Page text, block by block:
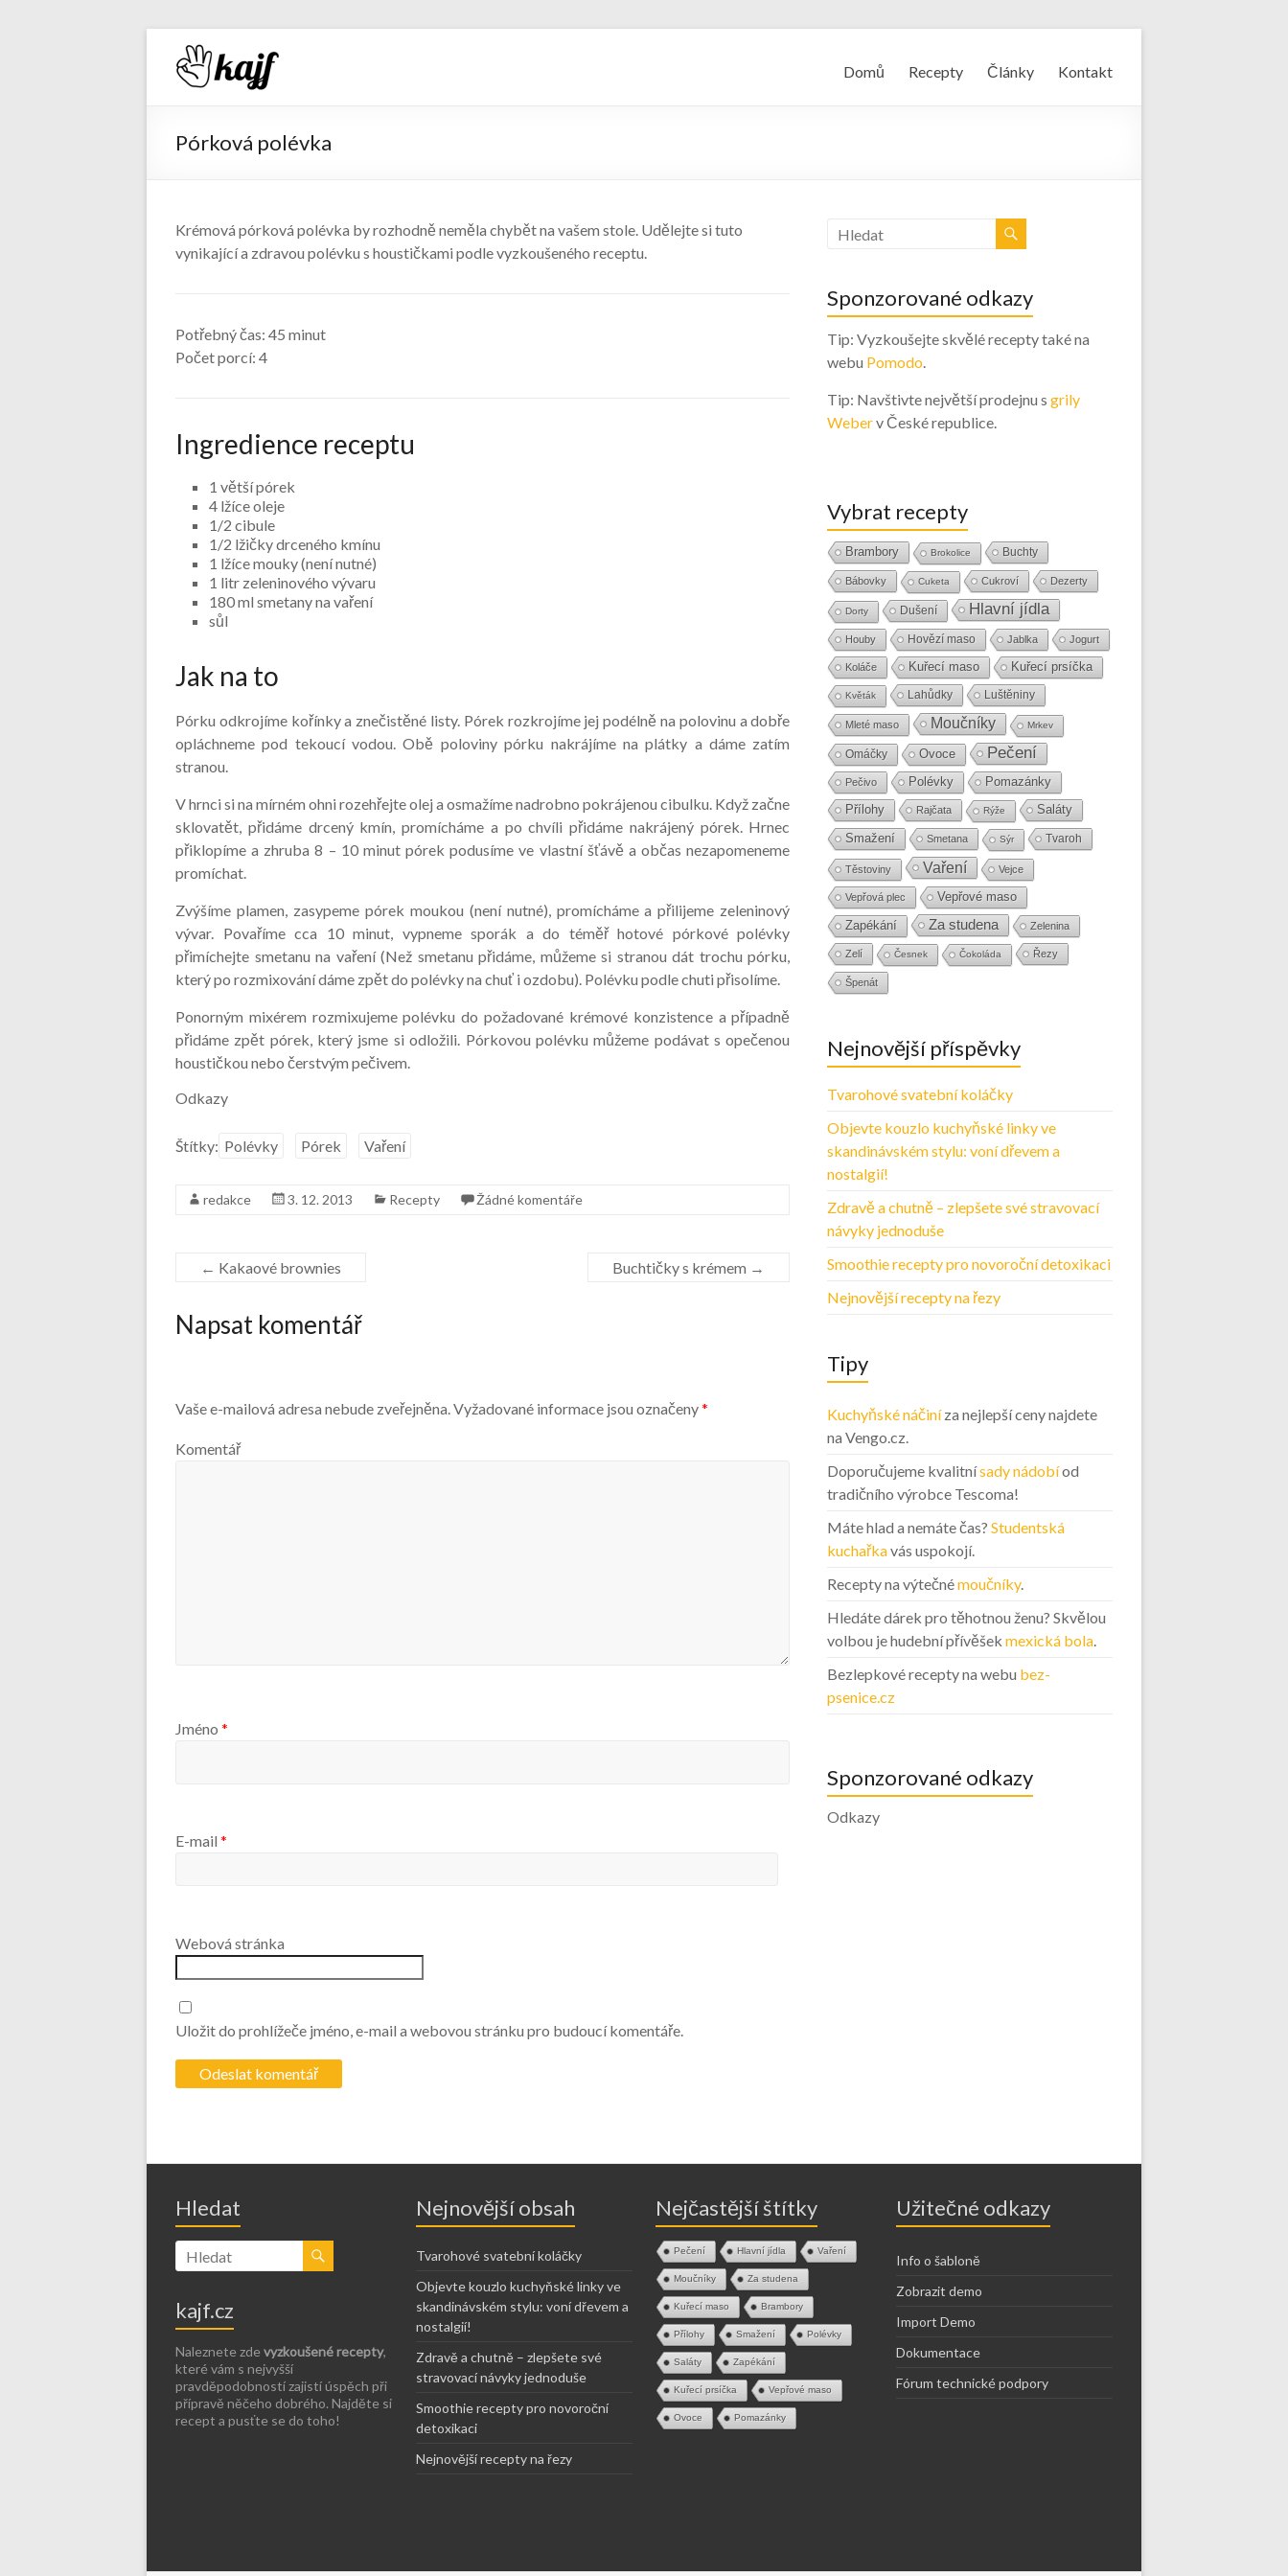
Domů Recepty Články Kontakt
Pórková polévka
Krémová pórková polévka by rozhodně neměla chybět na vašem stole. Udělejte si tuto
vynikající a zdravou polévku s houstičkami podle vyzkoušeného receptu.
Potřebný čas: 45 minut
Počet porcí: 4
Ingredience receptu
1 větší pórek
4 lžíce oleje
1/2 cibule
1/2 lžičky drceného kmínu
1 lžíce mouky (není nutné)
1 litr zeleninového vývaru
180 ml smetany na vaření
sůl
Jak na to
Pórku odkrojíme kořínky a znečistěné listy. Pórek rozkrojíme jej podélně na polovinu a dobře
opláchneme pod tekoucí vodou. Obě poloviny pórku nakrájíme na plátky a dáme zatím
stranou.
V hrnci si na mírném ohni rozehřejte olej a osmažíme nadrobno pokrájenou cibulku. Když začne
sklovatět, přidáme drcený kmín, promícháme a po chvíli přidáme nakrájený pórek. Hrnec
přiklopíme a zhruba 8 – 10 minut pórek podusíme ve vlastní šťávě a občas nezapomeneme
promíchat.
Zvýšíme plamen, zasypeme pórek moukou (není nutné), promícháme a přilijeme zeleninový
vývar. Povaříme cca 10 minut, vypneme sporák a do téměř hotové pórkové polévky
přimíchejte smetanu na vaření (Než smetanu přidáme, můžeme si stranou dát trochu pórku,
který po rozmixování dáme zpět do polévky na chuť i ozdobu). Polévku podle chuti přisolíme.
Ponorným mixérem rozmixujeme polévku do požadované krémové konzistence a případně
přidáme zpět pórek, který jsme si odložili. Pórkovou polévku můžeme podávat s opečenou
houstičkou nebo čerstvým pečivem.
Odkazy
Štítky: Polévky Pórek Vaření
redakce 3. 12. 2013 Recepty Žádné komentáře
← Kakaové brownies Buchtičky s krémem →
Napsat komentář
Vaše e-mailová adresa nebude zveřejněna.Vyžadované informace jsou označeny*
Komentář
Jméno *
E-mail *
Webová stránka
Uložit do prohlížeče jméno, e-mail a webovou stránku pro budoucí komentáře.
Sponzorované odkazy
Tip: Vyzkoušejte skvělé recepty také na
webu Pomodo.
Tip: Navštivte největší prodejnu s grily
Weberv České republice.
Vybrat recepty
Brambory Brokolice Buchty
Bábovky Cuketa Cukroví Dezerty
Dorty Dušení Hlavní jídla
Houby Hovězí maso Jablka Jogurt
Koláče Kuřecí maso Kuřecí prsíčka
Květák Lahůdky Luštěniny
Mleté maso Moučníky Mrkev
Omáčky Ovoce Pečení
Pečivo Polévky Pomazánky
Přílohy Rajčata Rýže
Saláty
Smažení
Smetana Sýr Tvaroh
Těstoviny Vaření Vejce
Vepřová plec
Vepřové maso
Zapékání
Za studena Zelenina
Zelí Česnek Čokoláda Řezy
Špenát
Nejnovější příspěvky
Tvarohové svatební koláčky
Objevte kouzlo kuchyňské linky ve
skandinávském stylu: voní dřevem a
nostalgií!
Zdravě a chutně – zlepšete své stravovací
návyky jednoduše
Smoothie recepty pro novoroční detoxikaci
Nejnovější recepty na řezy
Tipy
Kuchyňské náčiníza nejlepší ceny najdete
na Vengo.cz.
Doporučujeme kvalitnísady nádobíod
tradičního výrobce Tescoma!
Máte hlad a nemáte čas? Studentská
kuchařkavás uspokojí.
Recepty na výtečnémoučníky.
Hledáte dárek pro těhotnou ženu? Skvělou
volbou je hudební přívěšek mexická bola.
Bezlepkové recepty na webu bez-
psenice.cz
Sponzorované odkazy
Odkazy
Hledat
kajf.cz
Naleznete zde vyzkoušené recepty,
které vám s nejvyšší
pravděpodobností zajistí úspěch při
přípravě něčeho dobrého. Najděte si
recept a pusťte se do toho!
Nejnovější obsah
Tvarohové svatební koláčky
Objevte kouzlo kuchyňské linky ve
skandinávském stylu: voní dřevem a
nostalgií!
Zdravě a chutně – zlepšete své
stravovací návyky jednoduše
Smoothie recepty pro novoroční
detoxikaci
Nejnovější recepty na řezy
Nejčastější štítky
Pečení Hlavní jídla Vaření
Moučníky Za studena
Kuřecí maso Brambory
Přílohy Smažení Polévky
Saláty Zapékání
Kuřecí prsíčka Vepřové maso
Ovoce Pomazánky
Užitečné odkazy
Info o šabloně
Zobrazit demo
Import Demo
Dokumentace
Fórum technické podpory